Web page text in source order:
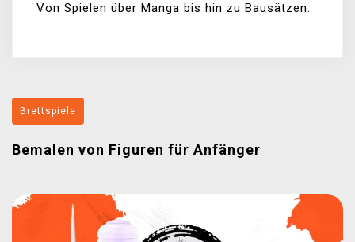
Von Spielen über Manga bis hin zu Bausätzen.
Brettspiele
Bemalen von Figuren für Anfänger